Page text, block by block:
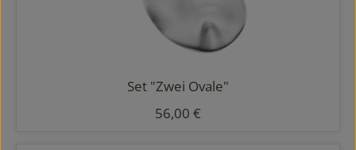
Set "Zwei Ovale"
Regulärer Preis:
56,00 €